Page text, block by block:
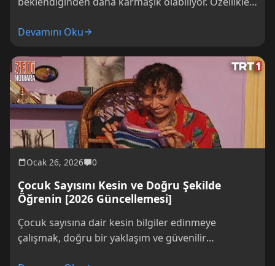
arasında tutarsızlıklar...
Devamını Oku
Ocak 26, 2026 0
Çocuk Sayısını Kesin ve Doğru Şekilde
Öğrenin [2026 Güncellemesi]
Çocuk sayısına dair kesin bilgiler edinmeye
çalışmak, doğru bir yaklaşım ve güvenilir